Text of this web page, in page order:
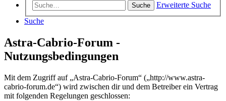
Suche
Erweiterte Suche
Suche
Astra-Cabrio-Forum -
Nutzungsbedingungen
Mit dem Zugriff auf „Astra-Cabrio-Forum“ („http://www.astra-
cabrio-forum.de“) wird zwischen dir und dem Betreiber ein Vertrag
mit folgenden Regelungen geschlossen: